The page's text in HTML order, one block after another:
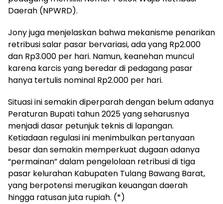
Daerah (NPWRD).
Jony juga menjelaskan bahwa mekanisme penarikan
retribusi salar pasar bervariasi, ada yang Rp2.000
dan Rp3.000 per hari. Namun, keanehan muncul
karena karcis yang beredar di pedagang pasar
hanya tertulis nominal Rp2.000 per hari.
Situasi ini semakin diperparah dengan belum adanya
Peraturan Bupati tahun 2025 yang seharusnya
menjadi dasar petunjuk teknis di lapangan.
Ketiadaan regulasi ini menimbulkan pertanyaan
besar dan semakin memperkuat dugaan adanya
“permainan” dalam pengelolaan retribusi di tiga
pasar kelurahan Kabupaten Tulang Bawang Barat,
yang berpotensi merugikan keuangan daerah
hingga ratusan juta rupiah. (*)